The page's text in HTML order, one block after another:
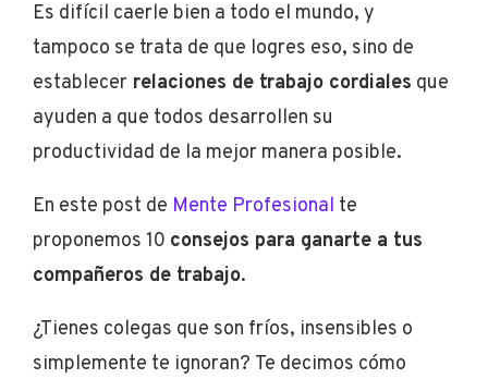
Es difícil caerle bien a todo el mundo, y
tampoco se trata de que logres eso, sino de
establecer relaciones de trabajo cordiales que
ayuden a que todos desarrollen su
productividad de la mejor manera posible.
En este post de Mente Profesional te
proponemos 10 consejos para ganarte a tus
compañeros de trabajo.
¿Tienes colegas que son fríos, insensibles o
simplemente te ignoran? Te decimos cómo